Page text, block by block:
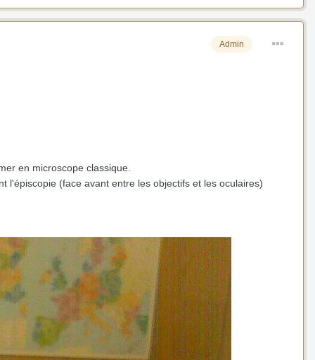
Admin
en microscope classique.
l'épiscopie (face avant entre les objectifs et les oculaires)